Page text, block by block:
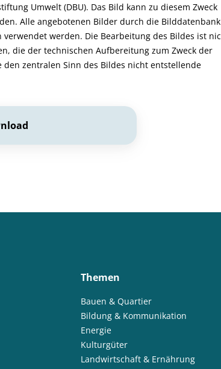
Umwelt (DBU). Das Bild kann zu diesem Zweck
Alle angebotenen Bilder durch die Bilddatenbank
werden. Die Bearbeitung des Bildes ist
die der technischen Aufbereitung zum Zweck der
zentralen Sinn des Bildes nicht entstellende
Themen
Bauen & Quartier
Bildung & Kommunikation
Energie
Kulturgüter
Landwirtschaft & Ernährung